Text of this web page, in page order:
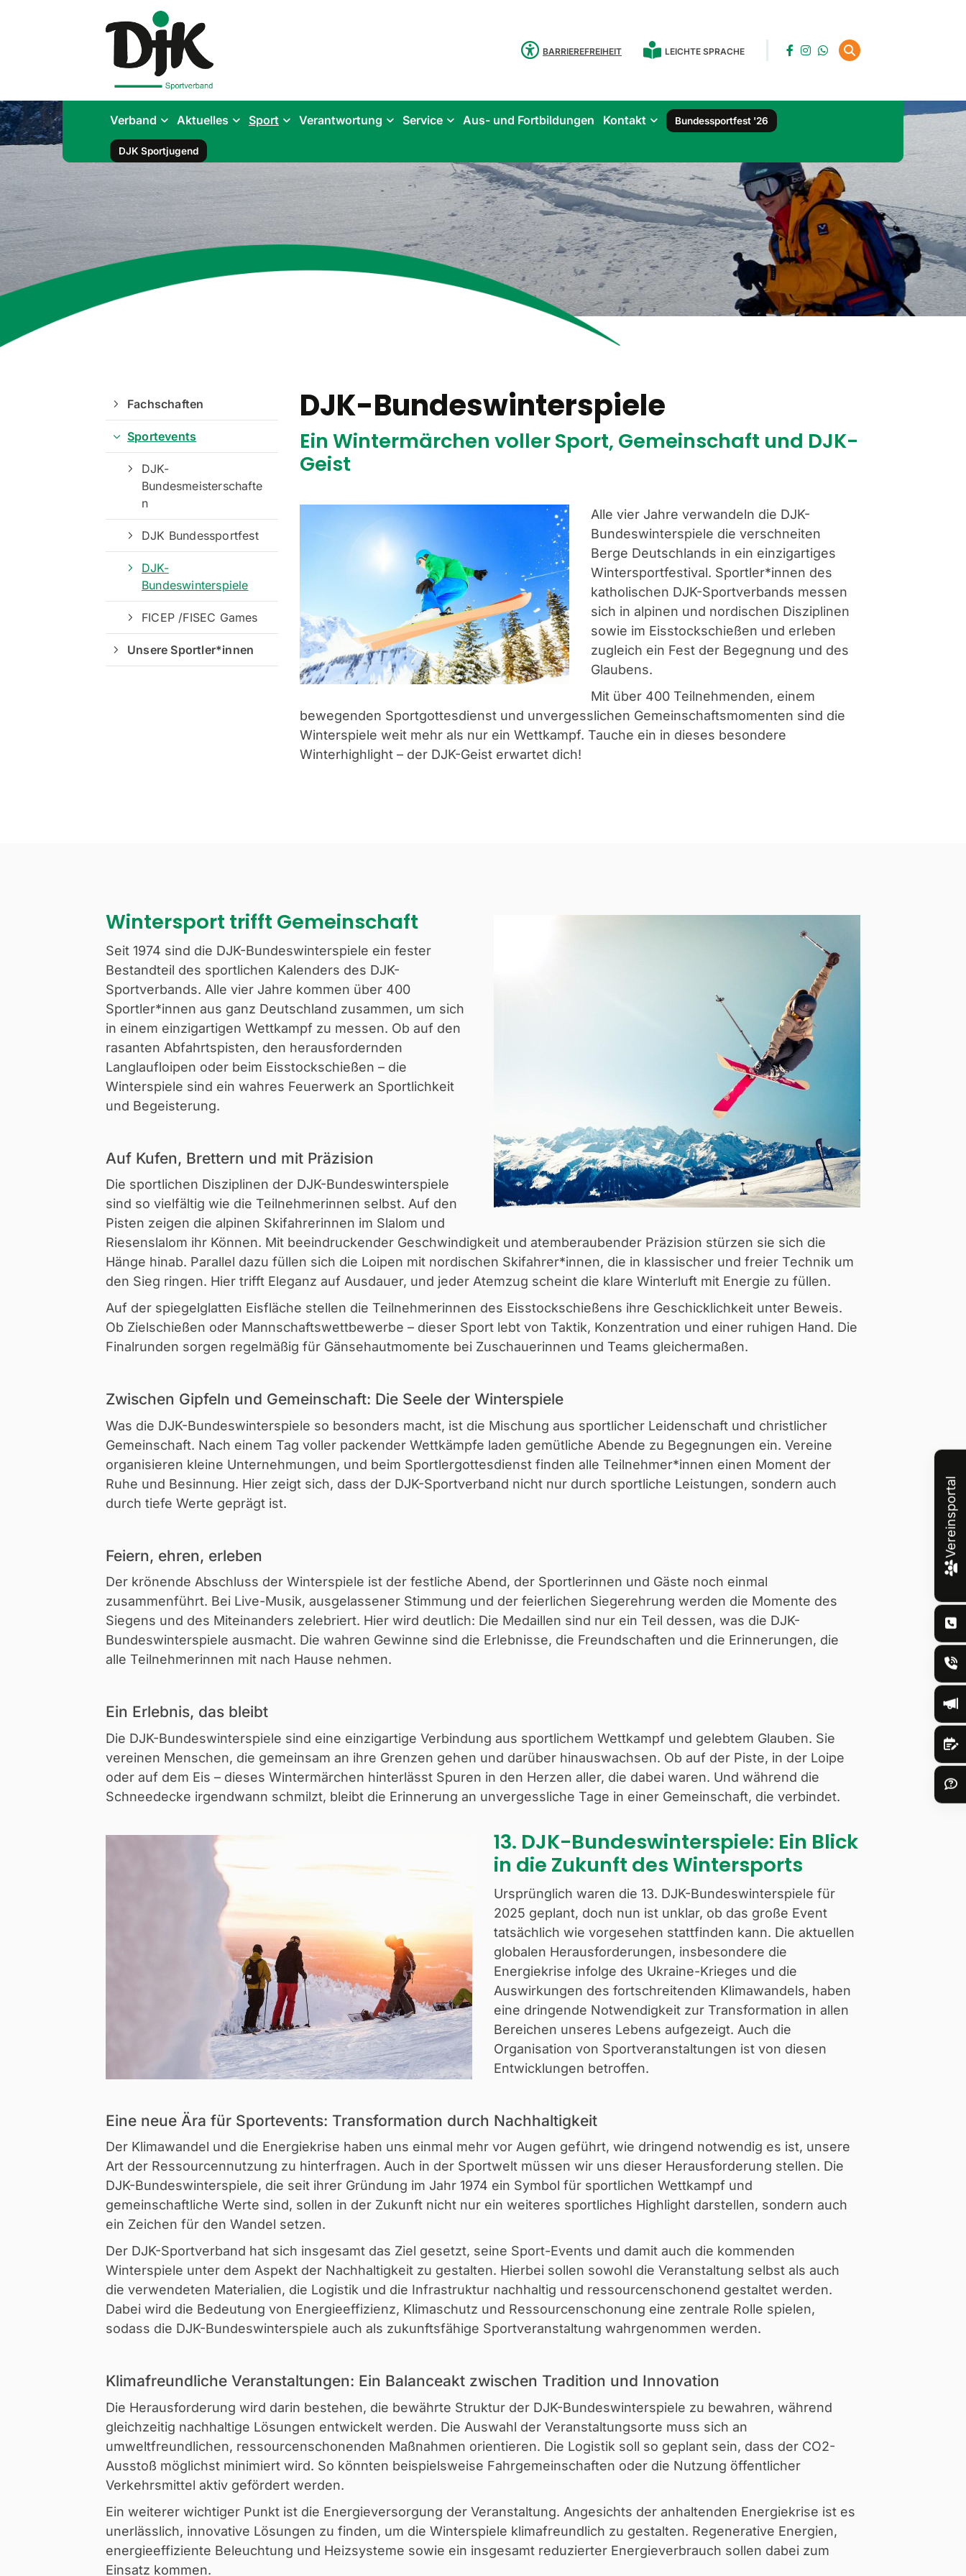
BARRIEREFREIHEIT LEICHTE SPRACHE
Verband Aktuelles Sport Verantwortung Service Aus- und Fortbildungen Kontakt Bundessportfest '26
DJK Sportjugend
DJK-Bundeswinterspiele
Ein Wintermärchen voller Sport, Gemeinschaft und DJK-
Geist
Alle vier Jahre verwandeln die DJK-
Bundeswinterspiele die verschneiten
Berge Deutschlands in ein einzigartiges
Wintersportfestival. Sportler*innen des
katholischen DJK-Sportverbands messen
sich in alpinen und nordischen Disziplinen
sowie im Eisstockschießen und erleben
zugleich ein Fest der Begegnung und des
Glaubens.
Mit über 400 Teilnehmenden, einem
bewegenden Sportgottesdienst und unvergesslichen Gemeinschaftsmomenten sind die
Winterspiele weit mehr als nur ein Wettkampf. Tauche ein in dieses besondere
Winterhighlight – der DJK-Geist erwartet dich!
Fachschaften
Sportevents
DJK-
Bundesmeisterschafte
n
DJK Bundessportfest
DJK-
Bundeswinterspiele
FICEP /FISEC Games
Unsere Sportler*innen
Wintersport trifft Gemeinschaft
Seit 1974 sind die DJK-Bundeswinterspiele ein fester
Bestandteil des sportlichen Kalenders des DJK-
Sportverbands. Alle vier Jahre kommen über 400
Sportler*innen aus ganz Deutschland zusammen, um sich
in einem einzigartigen Wettkampf zu messen. Ob auf den
rasanten Abfahrtspisten, den herausfordernden
Langlaufloipen oder beim Eisstockschießen – die
Winterspiele sind ein wahres Feuerwerk an Sportlichkeit
und Begeisterung.
Auf Kufen, Brettern und mit Präzision
Die sportlichen Disziplinen der DJK-Bundeswinterspiele
sind so vielfältig wie die Teilnehmerinnen selbst. Auf den
Pisten zeigen die alpinen Skifahrerinnen im Slalom und
Riesenslalom ihr Können. Mit beeindruckender Geschwindigkeit und atemberaubender Präzision stürzen sie sich die
Hänge hinab. Parallel dazu füllen sich die Loipen mit nordischen Skifahrer*innen, die in klassischer und freier Technik um
den Sieg ringen. Hier trifft Eleganz auf Ausdauer, und jeder Atemzug scheint die klare Winterluft mit Energie zu füllen.
Auf der spiegelglatten Eisfläche stellen die Teilnehmerinnen des Eisstockschießens ihre Geschicklichkeit unter Beweis.
Ob Zielschießen oder Mannschaftswettbewerbe – dieser Sport lebt von Taktik, Konzentration und einer ruhigen Hand. Die
Finalrunden sorgen regelmäßig für Gänsehautmomente bei Zuschauerinnen und Teams gleichermaßen.
Zwischen Gipfeln und Gemeinschaft: Die Seele der Winterspiele
Was die DJK-Bundeswinterspiele so besonders macht, ist die Mischung aus sportlicher Leidenschaft und christlicher
Gemeinschaft. Nach einem Tag voller packender Wettkämpfe laden gemütliche Abende zu Begegnungen ein. Vereine
organisieren kleine Unternehmungen, und beim Sportlergottesdienst finden alle Teilnehmer*innen einen Moment der
Ruhe und Besinnung. Hier zeigt sich, dass der DJK-Sportverband nicht nur durch sportliche Leistungen, sondern auch
durch tiefe Werte geprägt ist.
Feiern, ehren, erleben
Der krönende Abschluss der Winterspiele ist der festliche Abend, der Sportlerinnen und Gäste noch einmal
zusammenführt. Bei Live-Musik, ausgelassener Stimmung und der feierlichen Siegerehrung werden die Momente des
Siegens und des Miteinanders zelebriert. Hier wird deutlich: Die Medaillen sind nur ein Teil dessen, was die DJK-
Bundeswinterspiele ausmacht. Die wahren Gewinne sind die Erlebnisse, die Freundschaften und die Erinnerungen, die
alle Teilnehmerinnen mit nach Hause nehmen.
Ein Erlebnis, das bleibt
Die DJK-Bundeswinterspiele sind eine einzigartige Verbindung aus sportlichem Wettkampf und gelebtem Glauben. Sie
vereinen Menschen, die gemeinsam an ihre Grenzen gehen und darüber hinauswachsen. Ob auf der Piste, in der Loipe
oder auf dem Eis – dieses Wintermärchen hinterlässt Spuren in den Herzen aller, die dabei waren. Und während die
Schneedecke irgendwann schmilzt, bleibt die Erinnerung an unvergessliche Tage in einer Gemeinschaft, die verbindet.
13. DJK-Bundeswinterspiele: Ein Blick
in die Zukunft des Wintersports
Ursprünglich waren die 13. DJK-Bundeswinterspiele für
2025 geplant, doch nun ist unklar, ob das große Event
tatsächlich wie vorgesehen stattfinden kann. Die aktuellen
globalen Herausforderungen, insbesondere die
Energiekrise infolge des Ukraine-Krieges und die
Auswirkungen des fortschreitenden Klimawandels, haben
eine dringende Notwendigkeit zur Transformation in allen
Bereichen unseres Lebens aufgezeigt. Auch die
Organisation von Sportveranstaltungen ist von diesen
Entwicklungen betroffen.
Eine neue Ära für Sportevents: Transformation durch Nachhaltigkeit
Der Klimawandel und die Energiekrise haben uns einmal mehr vor Augen geführt, wie dringend notwendig es ist, unsere
Art der Ressourcennutzung zu hinterfragen. Auch in der Sportwelt müssen wir uns dieser Herausforderung stellen. Die
DJK-Bundeswinterspiele, die seit ihrer Gründung im Jahr 1974 ein Symbol für sportlichen Wettkampf und
gemeinschaftliche Werte sind, sollen in der Zukunft nicht nur ein weiteres sportliches Highlight darstellen, sondern auch
ein Zeichen für den Wandel setzen.
Der DJK-Sportverband hat sich insgesamt das Ziel gesetzt, seine Sport-Events und damit auch die kommenden
Winterspiele unter dem Aspekt der Nachhaltigkeit zu gestalten. Hierbei sollen sowohl die Veranstaltung selbst als auch
die verwendeten Materialien, die Logistik und die Infrastruktur nachhaltig und ressourcenschonend gestaltet werden.
Dabei wird die Bedeutung von Energieeffizienz, Klimaschutz und Ressourcenschonung eine zentrale Rolle spielen,
sodass die DJK-Bundeswinterspiele auch als zukunftsfähige Sportveranstaltung wahrgenommen werden.
Klimafreundliche Veranstaltungen: Ein Balanceakt zwischen Tradition und Innovation
Die Herausforderung wird darin bestehen, die bewährte Struktur der DJK-Bundeswinterspiele zu bewahren, während
gleichzeitig nachhaltige Lösungen entwickelt werden. Die Auswahl der Veranstaltungsorte muss sich an
umweltfreundlichen, ressourcenschonenden Maßnahmen orientieren. Die Logistik soll so geplant sein, dass der CO2-
Ausstoß möglichst minimiert wird. So könnten beispielsweise Fahrgemeinschaften oder die Nutzung öffentlicher
Verkehrsmittel aktiv gefördert werden.
Ein weiterer wichtiger Punkt ist die Energieversorgung der Veranstaltung. Angesichts der anhaltenden Energiekrise ist es
unerlässlich, innovative Lösungen zu finden, um die Winterspiele klimafreundlich zu gestalten. Regenerative Energien,
energieeffiziente Beleuchtung und Heizsysteme sowie ein insgesamt reduzierter Energieverbrauch sollen dabei zum
Einsatz kommen.
Vereinsportal